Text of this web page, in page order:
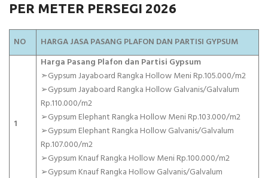
PER METER PERSEGI 2026
NO HARGA JASA PASANG PLAFON DAN PARTISI GYPSUM
1
Harga Pasang Plafon dan Partisi Gypsum
➣Gypsum Jayaboard Rangka Hollow Meni Rp.105.000/m2
➢Gypsum Jayaboard Rangka Hollow Galvanis/Galvalum
Rp.110.000/m2
➢Gypsum Elephant Rangka Hollow Meni Rp.103.000/m2
➢Gypsum Elephant Rangka Hollow Galvanis/Galvalum
Rp.107.000/m2
➢Gypsum Knauf Rangka Hollow Meni Rp.100.000/m2
➢Gypsum Knauf Rangka Hollow Galvanis/Galvalum